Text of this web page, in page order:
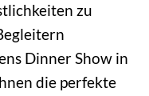
zu
Dinner Show in
die perfekte